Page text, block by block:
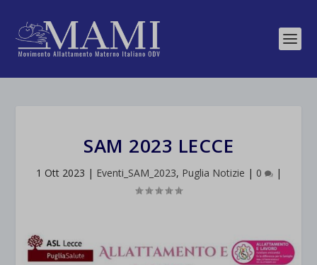
SAM 2023 LECCE
1 Ott 2023 | Eventi_SAM_2023, Puglia Notizie | 0 |